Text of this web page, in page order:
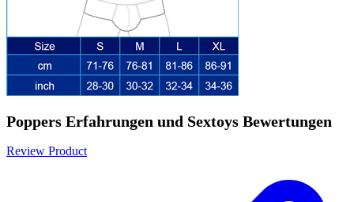
Poppers Erfahrungen und Sextoys Bewertungen
Review Product